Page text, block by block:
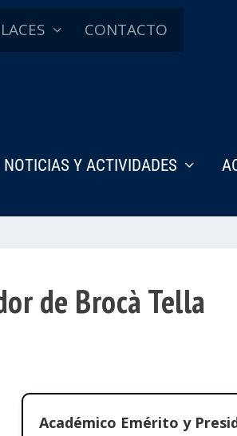
CONTACTO
NOTICIAS Y ACTIVIDADES
de Brocà Tella
Académico Emérito y